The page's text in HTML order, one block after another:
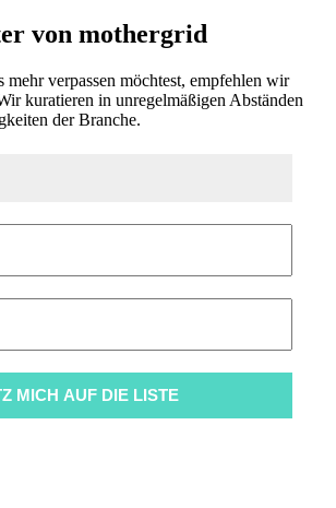
von mothergrid
mehr verpassen möchtest, empfehlen wir
kuratieren in unregelmäßigen Abständen
der Branche.